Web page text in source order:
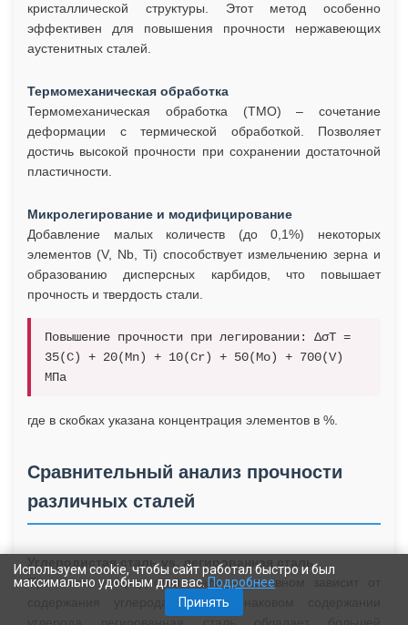
кристаллической структуры. Этот метод особенно
эффективен для повышения прочности нержавеющих
аустенитных сталей.
Термомеханическая обработка
Термомеханическая обработка (ТМО) – сочетание
деформации с термической обработкой. Позволяет
достичь высокой прочности при сохранении достаточной
пластичности.
Микролегирование и модифицирование
Добавление малых количеств (до 0,1%) некоторых
элементов (V, Nb, Ti) способствует измельчению зерна и
образованию дисперсных карбидов, что повышает
прочность и твердость стали.
Повышение прочности при легировании: ΔσT =
35(C) + 20(Mn) + 10(Cr) + 50(Mo) + 700(V)
МПа
где в скобках указана концентрация элементов в %.
Сравнительный анализ прочности
различных сталей
Углеродистая сталь vs. легированная сталь
Прочность углеродистой стали в основном зависит от
содержания углерода. При одинаковом содержании
Используем cookie, чтобы сайт работал быстро и был
максимально удобным для вас. Подробнее
Принять